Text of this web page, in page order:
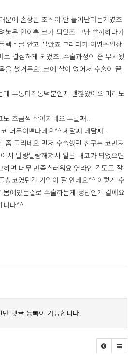
문에 손상된 조직이 안 늘어난다는거였죠
놓은 안이쁜 코가 되었죠 그냥 뺄까하다가
렉스를 안고 살았죠 그러다가 이명주원장
로 결심하게 되었죠..수술과정이 좀 무서웠
을 썼거든요..코에 살이 없어서 수술이 끝
무통마취통덕분인지 괜찮았어요 머리도
조금씩 작아지네요 두달째..
너무이쁘다네요^^ 세달째 네달째..
좀 풀리네요 먼저 수술했던 친구는 코만져
서 말랑말랑해져서 얼른 내코가 되었으면
면 너무 만족스러워요 옆라인 각도도 잘
창코였던건 기억이 잘 안네요^^ 이렇게 수
에있는걸로 수술하는게 정답인거 같애요
니다^^
만 댓글 등록이 가능합니다.